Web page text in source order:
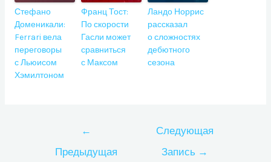
Стефано
Доменикали:
Ferrari вела
переговоры
с Льюисом
Хэмилтоном
Франц Тост:
По скорости
Гасли может
сравниться
с Максом
Ландо Норрис
рассказал
о сложностях
дебютного
сезона
записям
←
Предыдущая
Следующая
Запись →